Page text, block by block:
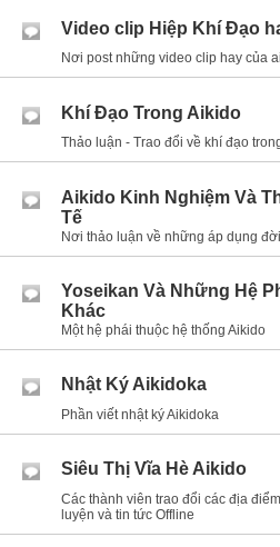
Video clip Hiệp Khí Đạo
Nơi post những video clip hay của
Khí Đạo Trong Aikido
Thảo luận - Trao đổi về khí đạo
Aikido Kinh Nghiệm Và
Tế
Nơi thảo luận về những áp dụng
Yoseikan Và Những Hệ
Khác
Một hệ phái thuộc hệ thống Aikido
Nhật Ký Aikidoka
Phần viết nhật ký Aikidoka
Siêu Thị Vĩa Hè Aikido
Các thành viên trao đổi các địa
luyện và tin tức Offline